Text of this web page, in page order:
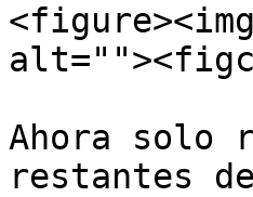
Ahora solo
restantes